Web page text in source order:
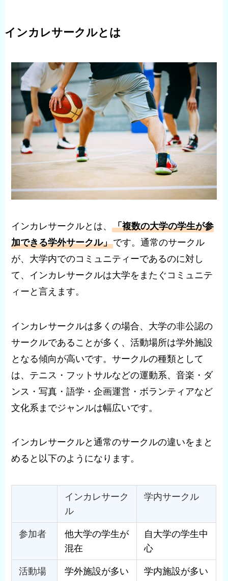
インカレサークルとは
インカレサークルとは、「複数の大学の学生が参
加できる学外サークル」です。通常のサークル
が、大学内でのコミュニティーであるのに対し
て、インカレサークルは大学をまたぐコミュニテ
ィーと言えます。
インカレサークルは多くの場合、大学の非公認の
サークルであることが多く、活動場所は学外施設
となる傾向が高いです。サークルの種類として
は、テニス・フットサルなどの運動系、音楽・ダ
ンス・写真・語学・企画運営・ボランティアなど
文化系までジャンルは幅広いです。
インカレサークルと通常のサークルの違いをまと
めると以下のようになります。
インカレサーク
ル
学内サークル
参加者
他大学の学生が
混在
自大学の学生中
心
活動場
学外施設が多い 学内施設が多い